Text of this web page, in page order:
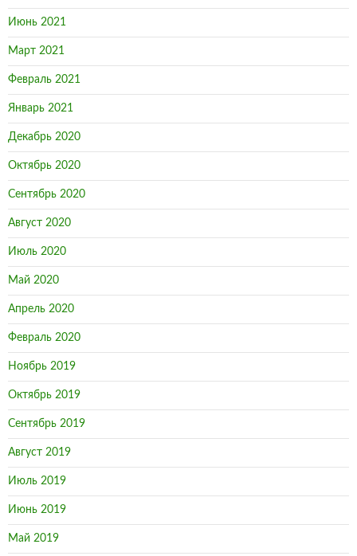
Июнь 2021
Март 2021
Февраль 2021
Январь 2021
Декабрь 2020
Октябрь 2020
Сентябрь 2020
Август 2020
Июль 2020
Май 2020
Апрель 2020
Февраль 2020
Ноябрь 2019
Октябрь 2019
Сентябрь 2019
Август 2019
Июль 2019
Июнь 2019
Май 2019